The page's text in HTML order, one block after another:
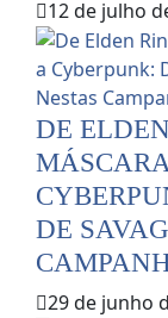
12 de julho
DE
DE
29 de junho